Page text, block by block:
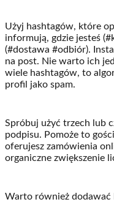
Użyj hashtagów, które
informują, gdzie jesteś
(#dostawa #odbiór).
na post. Nie warto ich
wiele hashtagów, to
profil jako spam.
Spróbuj użyć trzech lub
podpisu. Pomoże to
oferujesz zamówienia
organiczne zwiększenie
Warto również